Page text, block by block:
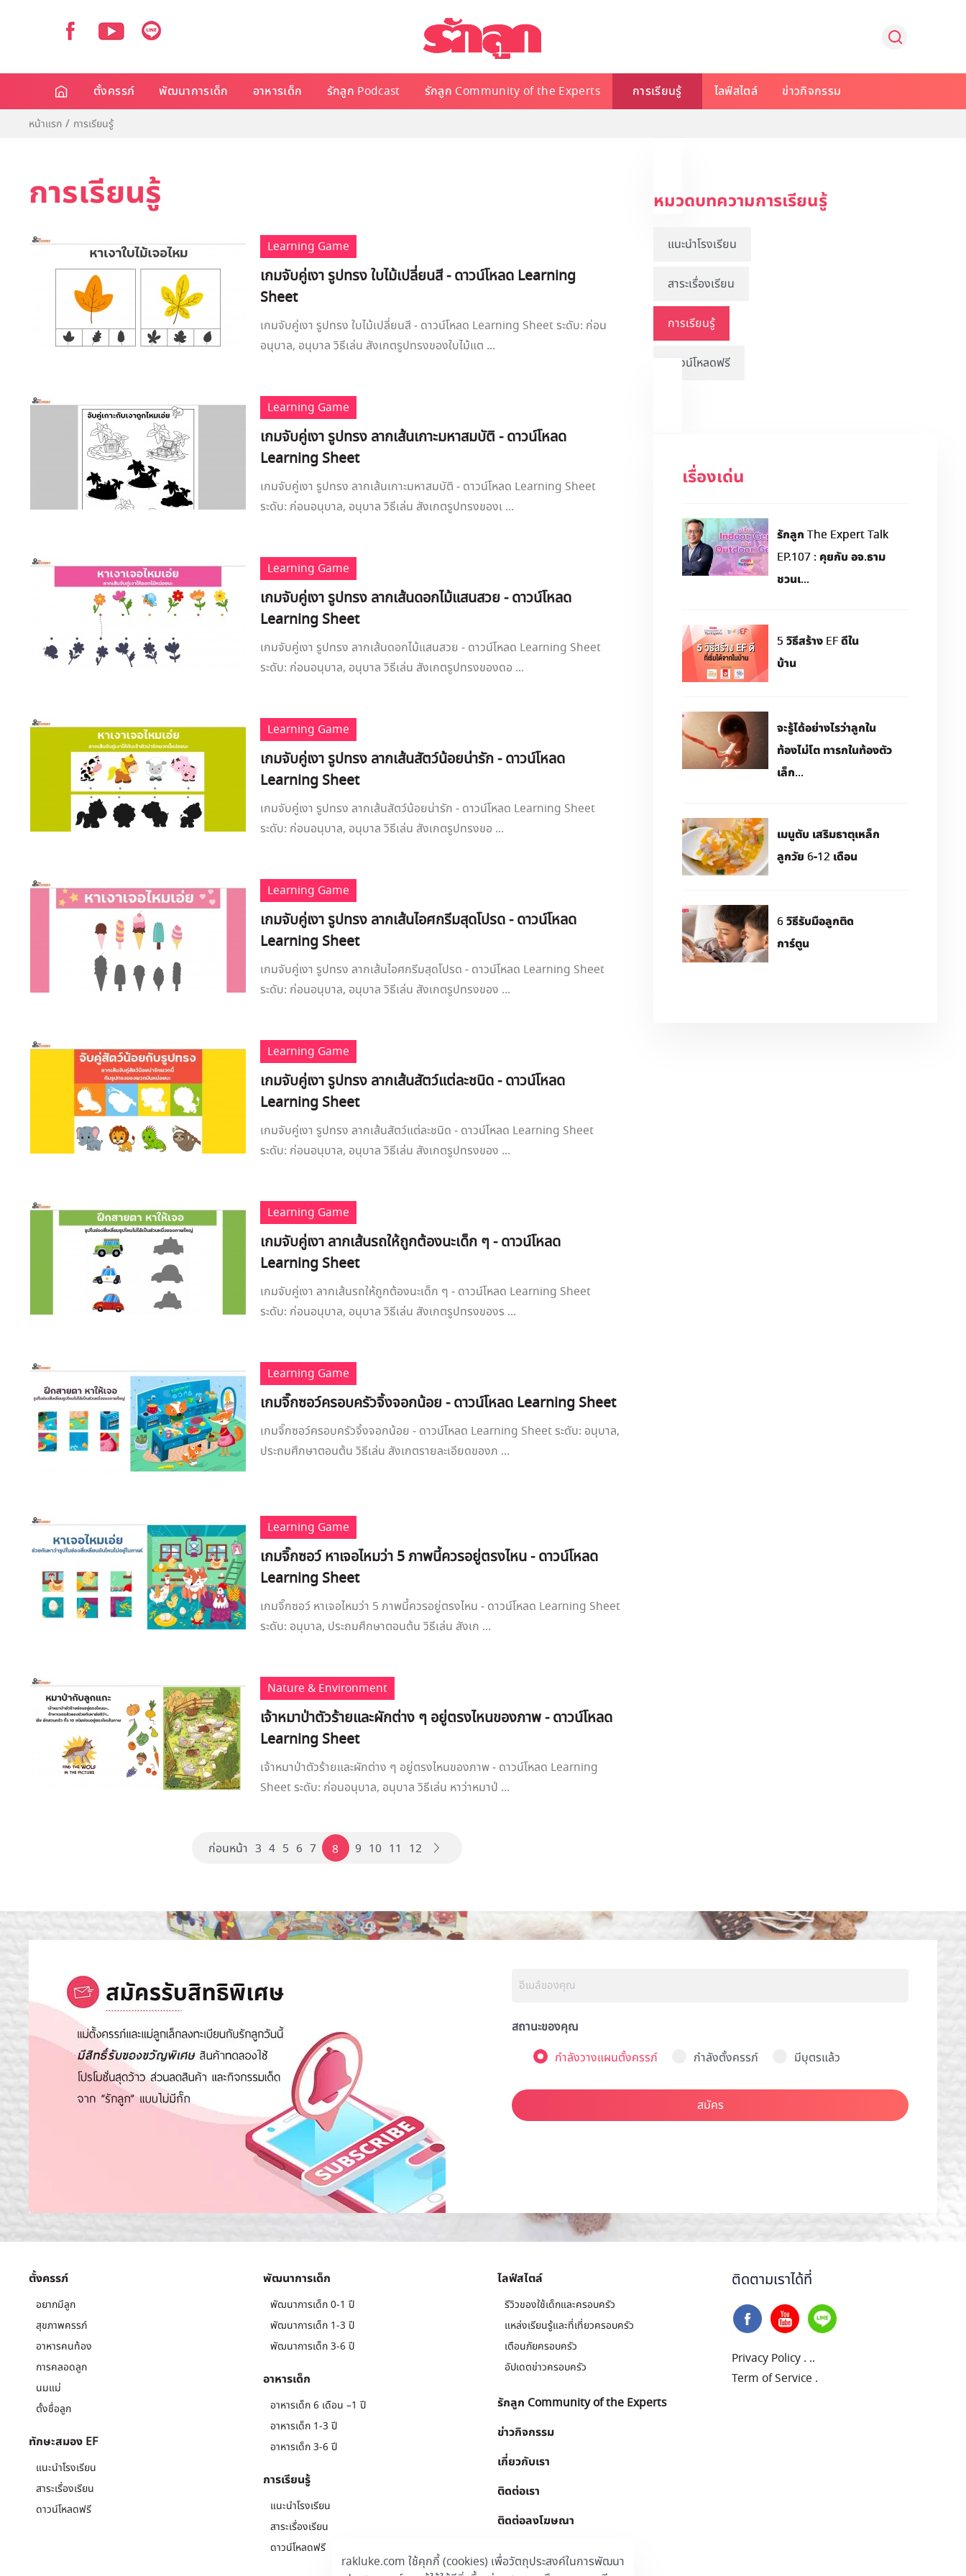
rakluke.com ใช้คุกกี้ (cookies) เพื่อวัตถุประสงค์ในการพัฒนา
ตั้งครรภ์ พัฒนาการเด็ก อาหารเด็ก รักลูก Podcast รักลูก Community of the Experts การเรียนรู้ ไลฟ์สไตล์ ข่าวกิจกรรม
หน้าแรก การเรียนรู้
การเรียนรู้
Learning Game
เกมจับคู่เงา รูปทรง ใบไม้เปลี่ยนสี - ดาวน์โหลด Learning
Sheet
เกมจับคู่เงา รูปทรง ใบไม้เปลี่ยนสี - ดาวน์โหลด Learning Sheet ระดับ: ก่อน
อนุบาล, อนุบาล วิธีเล่น สังเกตรูปทรงของใบไม้แต ...
Learning Game
เกมจับคู่เงา รูปทรง ลากเส้นเกาะมหาสมบัติ - ดาวน์โหลด
Learning Sheet
เกมจับคู่เงา รูปทรง ลากเส้นเกาะมหาสมบัติ - ดาวน์โหลด Learning Sheet
ระดับ: ก่อนอนุบาล, อนุบาล วิธีเล่น สังเกตรูปทรงของเ ...
Learning Game
เกมจับคู่เงา รูปทรง ลากเส้นดอกไม้แสนสวย - ดาวน์โหลด
Learning Sheet
เกมจับคู่เงา รูปทรง ลากเส้นดอกไม้แสนสวย - ดาวน์โหลด Learning Sheet
ระดับ: ก่อนอนุบาล, อนุบาล วิธีเล่น สังเกตรูปทรงของดอ ...
Learning Game
เกมจับคู่เงา รูปทรง ลากเส้นสัตว์น้อยน่ารัก - ดาวน์โหลด
Learning Sheet
เกมจับคู่เงา รูปทรง ลากเส้นสัตว์น้อยน่ารัก - ดาวน์โหลด Learning Sheet
ระดับ: ก่อนอนุบาล, อนุบาล วิธีเล่น สังเกตรูปทรงขอ ...
Learning Game
เกมจับคู่เงา รูปทรง ลากเส้นไอศกรีมสุดโปรด - ดาวน์โหลด
Learning Sheet
เกมจับคู่เงา รูปทรง ลากเส้นไอศกรีมสุดโปรด - ดาวน์โหลด Learning Sheet
ระดับ: ก่อนอนุบาล, อนุบาล วิธีเล่น สังเกตรูปทรงของ ...
Learning Game
เกมจับคู่เงา รูปทรง ลากเส้นสัตว์แต่ละชนิด - ดาวน์โหลด
Learning Sheet
เกมจับคู่เงา รูปทรง ลากเส้นสัตว์แต่ละชนิด - ดาวน์โหลด Learning Sheet
ระดับ: ก่อนอนุบาล, อนุบาล วิธีเล่น สังเกตรูปทรงของ ...
Learning Game
เกมจับคู่เงา ลากเส้นรถให้ถูกต้องนะเด็ก ๆ - ดาวน์โหลด
Learning Sheet
เกมจับคู่เงา ลากเส้นรถให้ถูกต้องนะเด็ก ๆ - ดาวน์โหลด Learning Sheet
ระดับ: ก่อนอนุบาล, อนุบาล วิธีเล่น สังเกตรูปทรงของร ...
Learning Game
เกมจิ๊กซอว์ครอบครัวจิ้งจอกน้อย - ดาวน์โหลด Learning Sheet
เกมจิ๊กซอว์ครอบครัวจิ้งจอกน้อย - ดาวน์โหลด Learning Sheet ระดับ: อนุบาล,
ประถมศึกษาตอนต้น วิธีเล่น สังเกตรายละเอียดของภ ...
Learning Game
เกมจิ๊กซอว์ หาเจอไหมว่า 5 ภาพนี้ควรอยู่ตรงไหน - ดาวน์โหลด
Learning Sheet
เกมจิ๊กซอว์ หาเจอไหมว่า 5 ภาพนี้ควรอยู่ตรงไหน - ดาวน์โหลด Learning Sheet
ระดับ: อนุบาล, ประถมศึกษาตอนต้น วิธีเล่น สังเก ...
Nature & Environment
เจ้าหมาป่าตัวร้ายและผักต่าง ๆ อยู่ตรงไหนของภาพ - ดาวน์โหลด
Learning Sheet
เจ้าหมาป่าตัวร้ายและผักต่าง ๆ อยู่ตรงไหนของภาพ - ดาวน์โหลด Learning
Sheet ระดับ: ก่อนอนุบาล, อนุบาล วิธีเล่น หาว่าหมาป่ ...
ก่อนหน้า 3 4 5 6 7 8 9 10 11 12
หมวดบทความการเรียนรู้
แนะนำโรงเรียน
สาระเรื่องเรียน
การเรียนรู้
ดาวน์โหลดฟรี
เรื่องเด่น
รักลูก The Expert Talk
EP.107 : คุยกับ อจ.ธาม
ชวนเ...
5 วิธีสร้าง EF ดีใน
บ้าน
จะรู้ได้อย่างไรว่าลูกใน
ท้องไม่โต ทารกในท้องตัว
เล็ก...
เมนูตับ เสริมธาตุเหล็ก
ลูกวัย 6-12 เดือน
6 วิธีรับมือลูกติด
การ์ตูน
สถานะของคุณ
กำลังวางแผนตั้งครรภ์
กำลังตั้งครรภ์ มีบุตรแล้ว
สมัคร
ตั้งครรภ์
อยากมีลูก
สุขภาพครรภ์
อาหารคนท้อง
การคลอดลูก
นมแม่
ตั้งชื่อลูก
ทักษะสมอง EF
แนะนำโรงเรียน
สาระเรื่องเรียน
ดาวน์โหลดฟรี
พัฒนาการเด็ก
พัฒนาการเด็ก 0-1 ปี
พัฒนาการเด็ก 1-3 ปี
พัฒนาการเด็ก 3-6 ปี
อาหารเด็ก
อาหารเด็ก 6 เดือน –1 ปี
อาหารเด็ก 1-3 ปี
อาหารเด็ก 3-6 ปี
การเรียนรู้
แนะนำโรงเรียน
สาระเรื่องเรียน
ดาวน์โหลดฟรี
ไลฟ์สไตล์
รีวิวของใช้เด็กและครอบครัว
แหล่งเรียนรู้และที่เที่ยวครอบครัว
เตือนภัยครอบครัว
อัปเดตข่าวครอบครัว
รักลูก Community of the Experts
ข่าวกิจกรรม
เกี่ยวกับเรา
ติดต่อเรา
ติดต่อลงโฆษณา
ติดตามเราได้ที่
Privacy Policy . ..
Term of Service .